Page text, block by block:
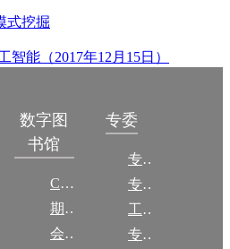
式挖掘
能（2017年12月15日）
数字图
书馆
CCCF
期刊
会议
专委
专委简介
专委条例
工作问答
专委名单